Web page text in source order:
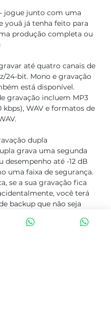
jogue junto com uma
youâ já tenha feito para
produção completa ou
até quatro canais de
24-bit. Mono e gravação
está disponível.
gravação incluem MP3
kbps), WAV e formatos de
dupla
grava uma segunda
desempenho até -12 dB
uma faixa de segurança.
se a sua gravação fica
você terá
backup que não seja